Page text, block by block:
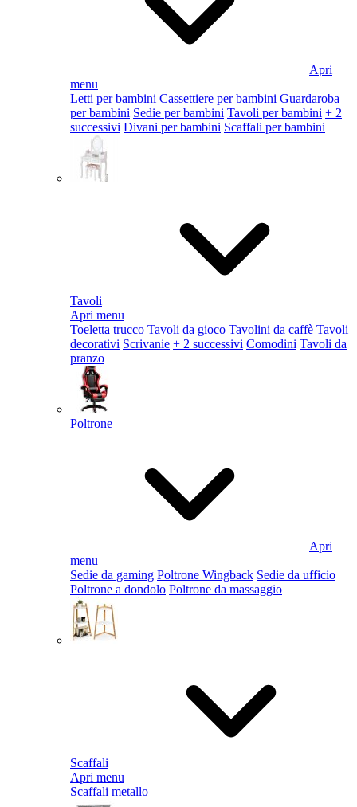
Apri
menu
Letti per bambini Cassettiere per bambini Guardaroba
per bambini Sedie per bambini Tavoli per bambini + 2
successivi Divani per bambini Scaffali per bambini
Tavoli
Apri menu
Toeletta trucco Tavoli da gioco Tavolini da caffè Tavoli
decorativi Scrivanie + 2 successivi Comodini Tavoli da
pranzo
Poltrone
Apri
menu
Sedie da gaming Poltrone Wingback Sedie da ufficio
Poltrone a dondolo Poltrone da massaggio
Scaffali
Apri menu
Scaffali metallo